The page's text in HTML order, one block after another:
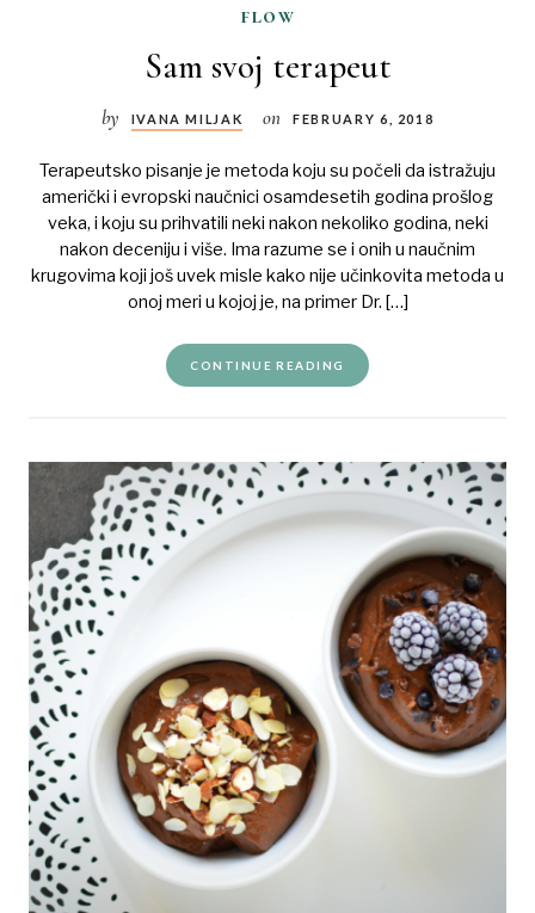
flow
Sam svoj terapeut
by IVANA MILJAK on FEBRUARY 6, 2018
Terapeutsko pisanje je metoda koju su počeli da istražuju
američki i evropski naučnici osamdesetih godina prošlog
veka, i koju su prihvatili neki nakon nekoliko godina, neki
nakon deceniju i više. Ima razume se i onih u naučnim
krugovima koji još uvek misle kako nije učinkovita metoda u
onoj meri u kojoj je, na primer Dr. […]
CONTINUE READING